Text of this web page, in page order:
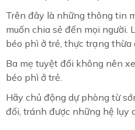
Trên đây là những thông tin
muốn chia sẻ đến mọi người.
béo phì ở trẻ, thực trạng thừa
Ba mẹ tuyệt đối không nên
béo phì ở trẻ.
Hãy chủ động dự phòng từ
đối, tránh được những hệ lụy